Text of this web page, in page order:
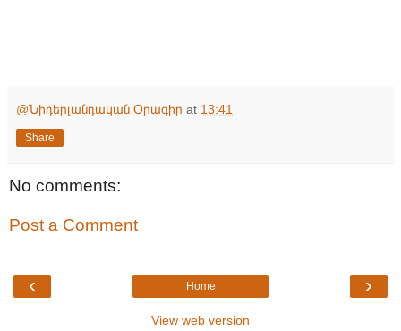
@Նիդերլանդական Օրագիր at 13:41
Share
No comments:
Post a Comment
‹ ›
Home
View web version